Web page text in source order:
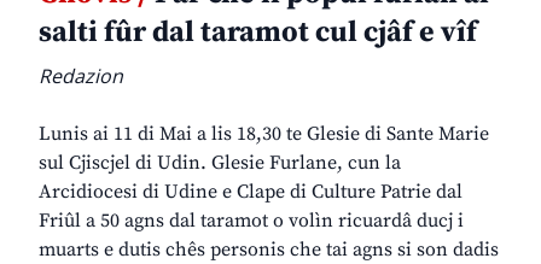
salti fûr dal taramot cul cjâf e vîf
Redazion
Lunis ai 11 di Mai a lis 18,30 te Glesie di Sante Marie
sul Cjiscjel di Udin. Glesie Furlane, cun la
Arcidiocesi di Udine e Clape di Culture Patrie dal
Friûl a 50 agns dal taramot o volìn ricuardâ ducj i
muarts e dutis chês personis che tai agns si son dadis